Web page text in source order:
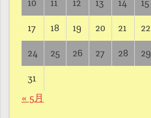
« 5月
10 11 12 13 14 15
17 18 19 20 21 22
24 25 26 27 28 29
31